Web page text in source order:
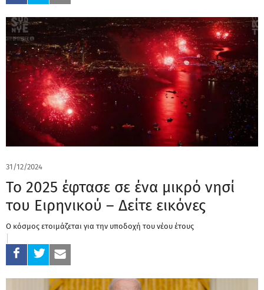
31/12/2024
Το 2025 έφτασε σε ένα μικρό νησί
του Ειρηνικού – Δείτε εικόνες
Ο κόσμος ετοιμάζεται για την υποδοχή του νέου έτους